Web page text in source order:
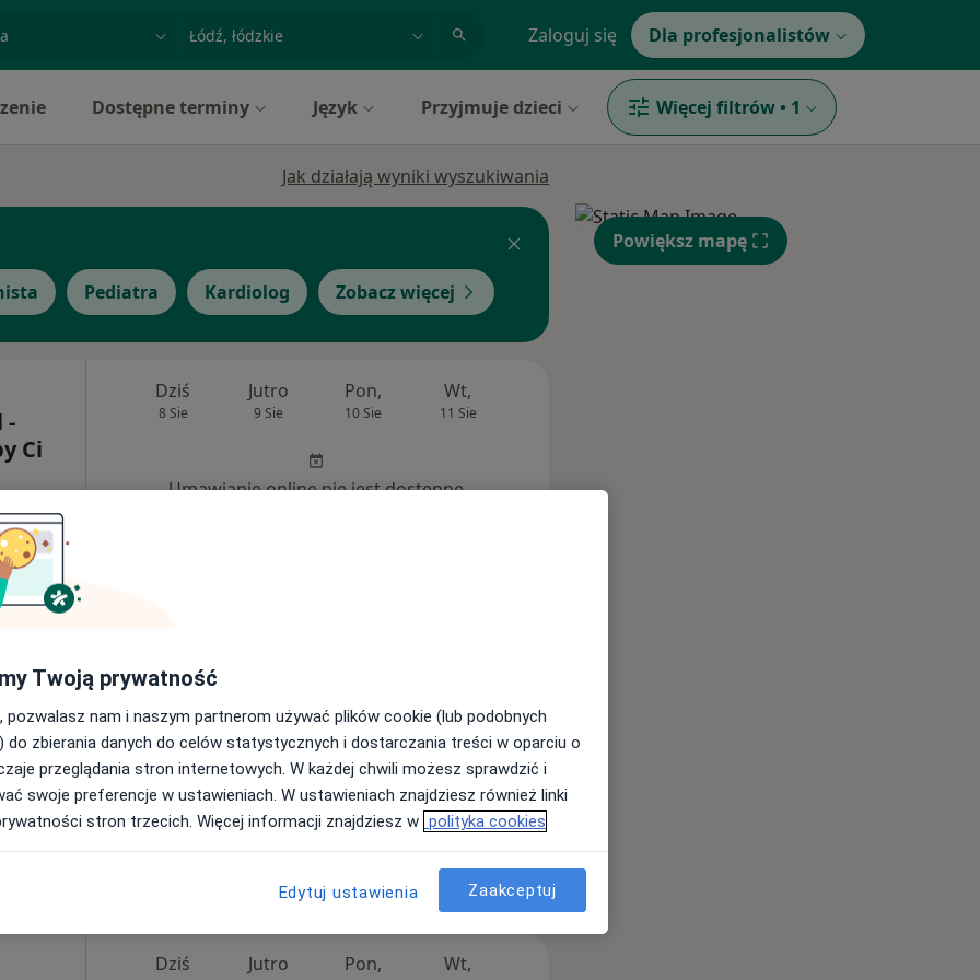
badanie lub nazwiskomiasto lub dzielnica Zaloguj się Dla profesjonalistów
Dostępne terminy Język Przyjmuje dzieci Więcej filtrów • 1
Jak działają wyniki wyszukiwania
Pediatra Kardiolog Zobacz więcej
-
Ci
200 zł
Marcin
Dziś
8 Sie
Jutro
9 Sie
Pon,
10 Sie
Wt,
11 Sie
Umawianie online nie jest dostępne
Dziś Jutro Pon, Wt,
Powiększ mapę
Twoją prywatność
pozwalasz nam i naszym partnerom używać plików cookie (lub podobnych
do zbierania danych do celów statystycznych i dostarczania treści w oparciu o
przeglądania stron internetowych. W każdej chwili możesz sprawdzić i
swoje preferencje w ustawieniach. W ustawieniach znajdziesz również linki
stron trzecich. Więcej informacji znajdziesz w polityka cookies
Edytuj ustawienia Zaakceptuj